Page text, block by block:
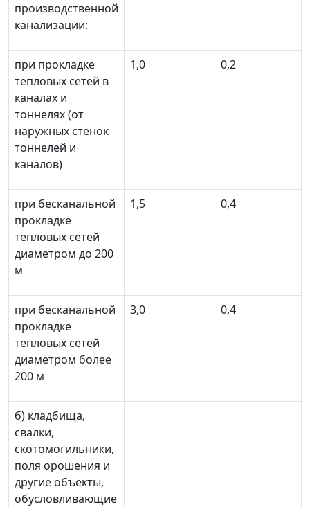
производственной
канализации:
при прокладке
тепловых сетей в
каналах и
тоннелях (от
наружных стенок
тоннелей и
каналов)
1,0 0,2
при бесканальной
прокладке
тепловых сетей
диаметром до 200
м
1,5 0,4
при бесканальной
прокладке
тепловых сетей
диаметром более
200 м
3,0 0,4
б) кладбища,
свалки,
скотомогильники,
поля орошения и
другие объекты,
обусловливающие